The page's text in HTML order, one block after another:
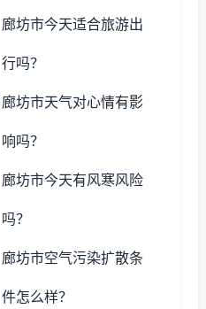
廊坊市今天适合旅游出
行吗？
廊坊市天气对心情有影
响吗？
廊坊市今天有风寒风险
吗？
廊坊市空气污染扩散条
件怎么样？